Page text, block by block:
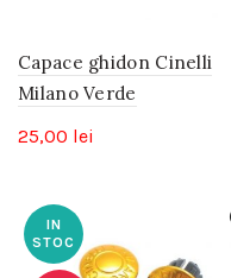
Capace ghidon Cinelli
Milano Verde
25,00 lei
IN
STOC